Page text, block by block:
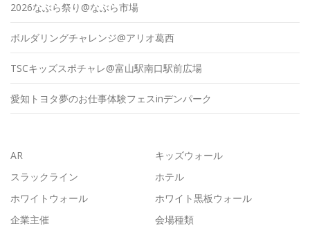
2026なぶら祭り@なぶら市場
ボルダリングチャレンジ@アリオ葛西
TSCキッズスポチャレ@富山駅南口駅前広場
愛知トヨタ夢のお仕事体験フェスinデンパーク
AR
キッズウォール
スラックライン
ホテル
ホワイトウォール
ホワイト黒板ウォール
企業主催
会場種類